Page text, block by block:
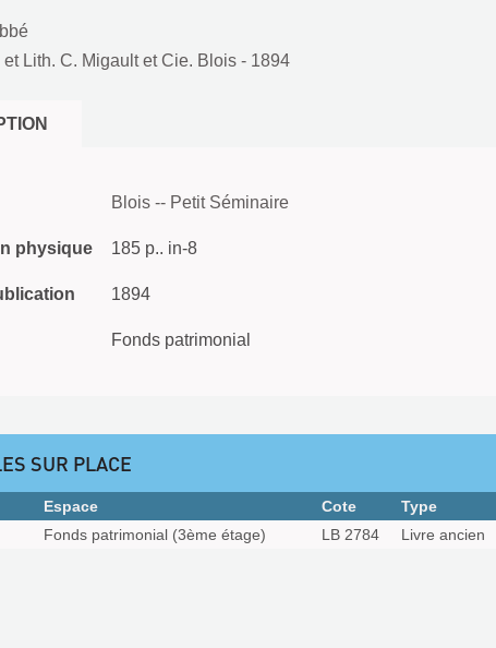
et Lith. C. Migault et Cie. Blois - 1894
Blois -- Petit Séminaire
physique 185 p.. in-8
1894
Fonds patrimonial
SUR PLACE
Espace Cote Type
Fonds patrimonial (3ème étage) LB 2784 Livre ancien